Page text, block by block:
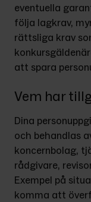
eventuella
följa lagkrav,
rättsliga krav
att spara
Vem har
Dina
och behandlas
koncernbolag,
rådgivare,
Exempel på
komma att